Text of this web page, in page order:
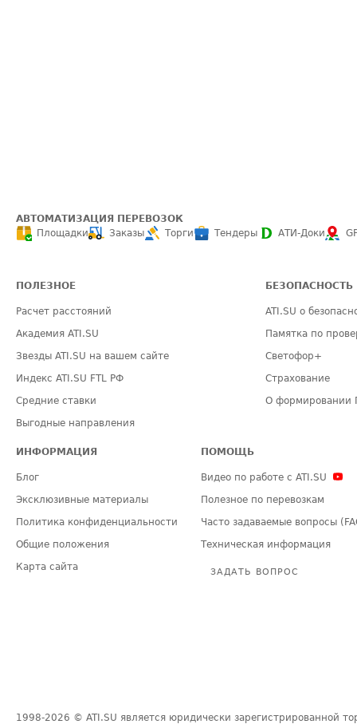
АВТОМАТИЗАЦИЯ ПЕРЕВОЗОК
Площадки
Заказы Торги Тендеры АТИ-Доки
ПОЛЕЗНОЕ
Расчет расстояний
Академия ATI.SU
Звезды ATI.SU на вашем сайте
Индекс ATI.SU FTL РФ
Средние ставки
Выгодные направления
БЕЗОПАСНОСТЬ
ATI.SU о
Памятка по
Светофор+
Страхование
О формировании
ИНФОРМАЦИЯ
Блог
Эксклюзивные материалы
Политика конфиденциальности
Общие положения
Карта сайта
ПОМОЩЬ
Видео по работе с ATI.SU
Полезное по перевозкам
Часто задаваемые вопросы
Техническая информация
ЗАДАТЬ ВОПРОС
1998-2026 © ATI.SU является юридически зарегистрированной